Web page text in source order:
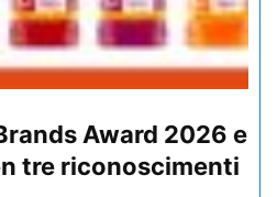
Award 2026 e
tre riconoscimenti